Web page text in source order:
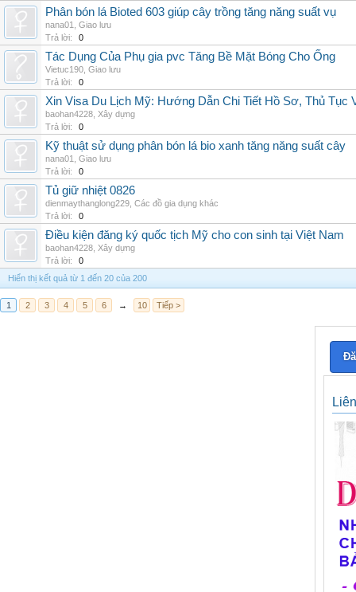
Phân bón lá Bioted 603 giúp cây trồng tăng năng suất vụ
nana01
Giao lưu
Trả lời:
0
Tác Dụng Của Phụ gia pvc Tăng Bề Mặt Bóng Cho Ống
Vietuc190 Giao lưu
Trả lời:
0
Xin Visa Du Lịch Mỹ: Hướng Dẫn Chi Tiết Hồ Sơ, Thủ Tục
baohan4228 Xây dựng
Trả lời:
0
Kỹ thuật sử dụng phân bón lá bio xanh tăng năng suất cây
nana01
Giao lưu
Trả lời:
0
Tủ giữ nhiệt 0826
dienmaythanglong229 Các đồ gia dụng khác
Trả lời:
0
Điều kiện đăng ký quốc tịch Mỹ cho con sinh tại Việt Nam
baohan4228 Xây dựng
Trả lời:
0
Hiển thị kết quả từ 1 đến 20 của 200
1 2 3 4 5 6 → 10 Tiếp >